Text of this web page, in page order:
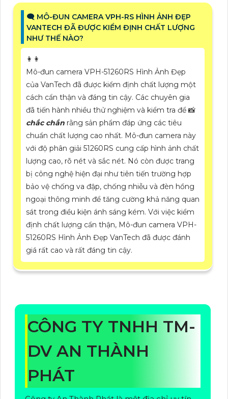
🗨️ MÔ-ĐUN CAMERA VPH-RS HÌNH ẢNH ĐẸP
VANTECH ĐÃ ĐƯỢC KIỂM ĐỊNH CHẤT LƯỢNG
NHƯ THẾ NÀO?
️👩‍👩
Mô-đun camera VPH-51260RS Hình Ảnh Đẹp
của VanTech đã được kiểm định chất lượng một
cách cẩn thận và đáng tin cậy. Các chuyên gia
đã tiến hành nhiều thử nghiệm và kiểm tra để 📸
chắc chắn rằng sản phẩm đáp ứng các tiêu
chuẩn chất lượng cao nhất. Mô-đun camera này
với độ phân giải 51260RS cung cấp hình ảnh chất
lượng cao, rõ nét và sắc nét. Nó còn được trang
bị công nghệ hiện đại như tiên tiến trường hợp
bảo vệ chống va đập, chống nhiễu và đèn hồng
ngoại thông minh để tăng cường khả năng quan
sát trong điều kiện ánh sáng kém. Với việc kiểm
định chất lượng cẩn thận, Mô-đun camera VPH-
51260RS Hình Ảnh Đẹp VanTech đã được đánh
giá rất cao và rất đáng tin cậy.
CÔNG TY TNHH TM-
DV AN THÀNH
PHÁT